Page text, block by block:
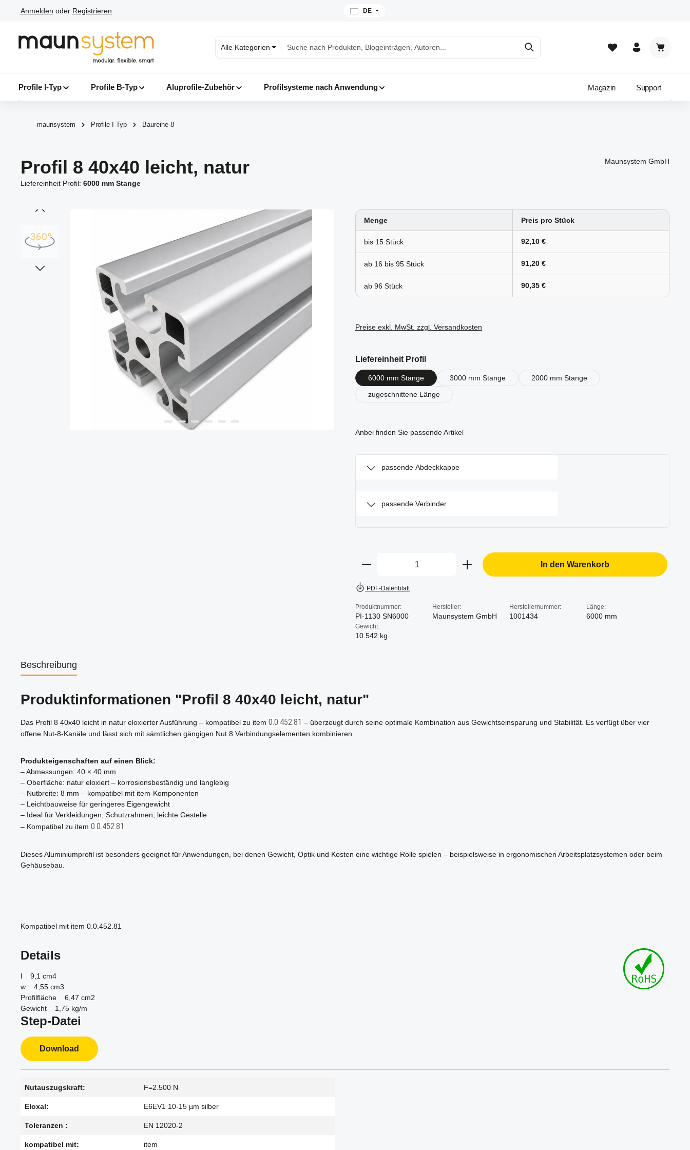
Hauptinhalt springen
Zur Suche springen
Zur Hauptnavigation springen
Anmelden oder Registrieren DE
Alle Kategorien
Profile I-Typ Profile B-Typ Aluprofile-Zubehör Profilsysteme nach Anwendung Magazin Support
maunsystem Profile I-Typ Baureihe-8
Profil 8 40x40 leicht, natur
Liefereinheit Profil: 6000 mm Stange
Maunsystem GmbH
Menge Preis pro Stück
bis 15 92,10 €
ab 16 bis 95 91,20 €
ab 96 90,35 €
Preise exkl. MwSt. zzgl. Versandkosten
Liefereinheit Profilauswählen
6000 mm Stange 3000 mm Stange
2000 mm Stange
zugeschnittene Länge
Anbei finden Sie passende Artikel
passende Abdeckkappe
passende Verbinder
Produkt Anzahl: Gib den gewünschten Wert ein oder
In den Warenkorb
PDF-Datenblatt
Produktnummer:
PI-1130 SN6000
Hersteller:
Maunsystem GmbH
Herstellernummer:
1001434
Länge:
6000 mm
Gewicht:
10.542 kg
Beschreibung
Produktinformationen "Profil 8 40x40 leicht, natur"
Das Profil 8 40x40 leicht in natur eloxierter Ausführung – kompatibel zu item 0.0.452.81 – überzeugt durch seine optimale Kombination aus Gewichtseinsparung und Stabilität. Es verfügt über vier
offene Nut-8-Kanäle und lässt sich mit sämtlichen gängigen Nut 8 Verbindungselementen kombinieren.
Produkteigenschaften auf einen Blick:
– Abmessungen: 40 × 40 mm
– Oberfläche: natur eloxiert – korrosionsbeständig und langlebig
– Nutbreite: 8 mm – kompatibel mit item-Komponenten
– Leichtbauweise für geringeres Eigengewicht
– Ideal für Verkleidungen, Schutzrahmen, leichte Gestelle
– Kompatibel zu item 0.0.452.81
Dieses Aluminiumprofil ist besonders geeignet für Anwendungen, bei denen Gewicht, Optik und Kosten eine wichtige Rolle spielen – beispielsweise in ergonomischen Arbeitsplatzsystemen oder beim
Gehäusebau.
Kompatibel mit item 0.0.452.81
Details
l 9,1 cm4
w 4,55 cm3
Profilfläche 6,47 cm2
Gewicht 1,75 kg/m
Step-Datei
Download
Nutauszugskraft: F=2.500 N
Eloxal: E6EV1 10-15 µm silber
Toleranzen : EN 12020-2
kompatibel mit: item